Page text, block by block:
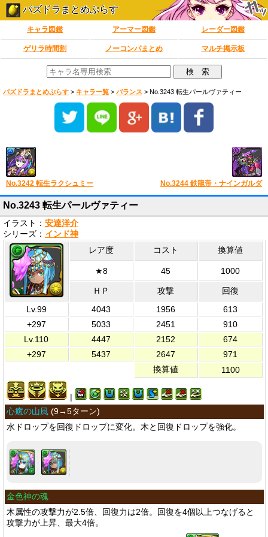
パズドラまとめぷらす
キャラ図鑑 アーマー図鑑 レーダー図鑑
ゲリラ時間割 ノーコンパまとめ マルチ掲示板
パズドラまとめぷらす > キャラ一覧 > バランス > No.3243 転生パールヴァティー
No.3242 転生ラクシュミー No.3244 鉄龍帝・ナインガルダ
No.3243 転生パールヴァティー
イラスト： 安達洋介
シリーズ： インド神
レア度 コスト 換算値
★8 45 1000
ＨＰ 攻撃
回復
Lv.99
4043 1956
613
+297
5033 2451
910
Lv.110
4447 2152
674
+297
5437 2647
971
換算値
1100
|
心癒の山風 (9→5ターン)
水ドロップを回復ドロップに変化。木と回復ドロップを強化。
金色神の魂
木属性の攻撃力が2.5倍、回復力は2倍。回復を4個以上つなげると
攻撃力が上昇、最大4倍。